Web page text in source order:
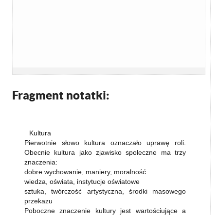
Fragment notatki:
Kultura
Pierwotnie słowo kultura oznaczało uprawę roli.
Obecnie kultura jako zjawisko społeczne ma trzy
znaczenia:
dobre wychowanie, maniery, moralność
wiedza, oświata, instytucje oświatowe
sztuka, twórczość artystyczna, środki masowego
przekazu
Poboczne znaczenie kultury jest wartościujące a